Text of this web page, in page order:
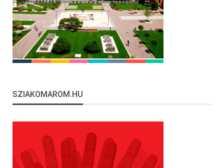
SZIAKOMAROM.HU